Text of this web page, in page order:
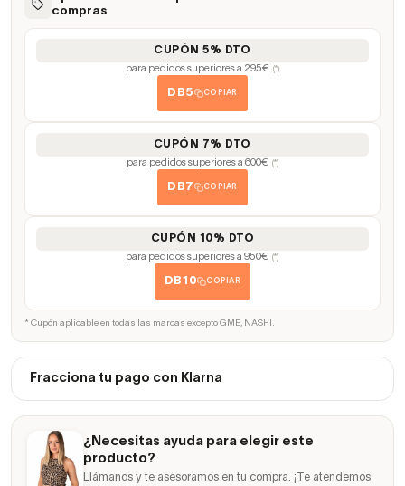
compras
CUPÓN 5% DTO
para pedidos superiores a 295€ (*)
DB5 COPIAR
CUPÓN 7% DTO
para pedidos superiores a 600€ (*)
DB7 COPIAR
CUPÓN 10% DTO
para pedidos superiores a 950€ (*)
DB10 COPIAR
* Cupón aplicable en todas las marcas excepto GME, NASHI.
Fracciona tu pago con Klarna
¿Necesitas ayuda para elegir este
producto?
Llámanos y te asesoramos en tu compra. ¡Te atendemos